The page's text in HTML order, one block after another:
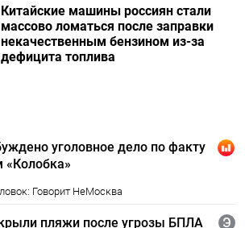
Китайские машины россиян стали
массово ломаться после заправки
некачественным бензином из-за
дефицита топлива